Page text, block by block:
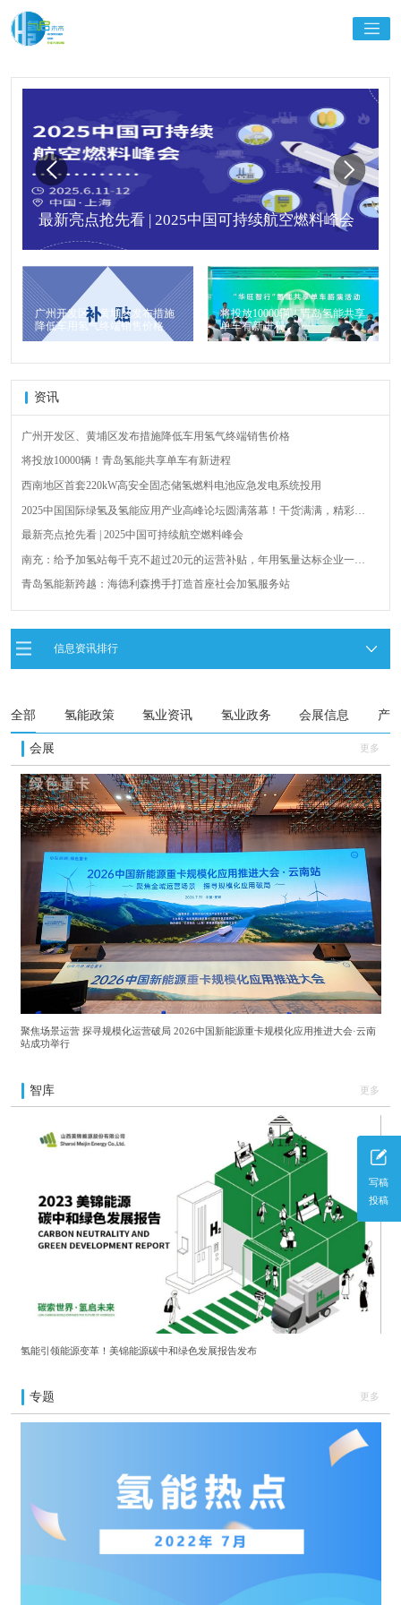
最新亮点抢先看 | 2025中国可持续航空燃料峰会
广州开发区、黄埔区发布措施
降低车用氢气终端销售价格
将投放10000辆！青岛氢能共享
单车有新进程
资讯
广州开发区、黄埔区发布措施降低车用氢气终端销售价格
将投放10000辆！青岛氢能共享单车有新进程
西南地区首套220kW高安全固态储氢燃料电池应急发电系统投用
2025中国国际绿氢及氢能应用产业高峰论坛圆满落幕！干货满满，精彩瞬
最新亮点抢先看 | 2025中国可持续航空燃料峰会
南充：给予加氢站每千克不超过20元的运营补贴，年用氢量达标企业一次
青岛氢能新跨越：海德利森携手打造首座社会加氢服务站
全球首台套！240吨氢能矿用刚性自卸车联合开发协议签署暨项目阶段开发
荷兰氢能产业联盟到访天德工业装备，与市区相关领导就威海文登区氢能
写稿
投稿
信息资讯排行
全部 氢能政策 氢业资讯 氢业政务 会展信息 产
会展 更多
聚焦场景运营 探寻规模化运营破局 2026中国新能源重卡规模化应用推进大会·云南
站成功举行
智库 更多
氢能引领能源变革！美锦能源碳中和绿色发展报告发布
专题 更多